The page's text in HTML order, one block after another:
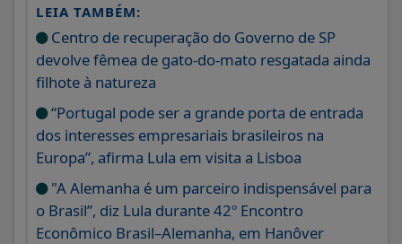
LEIA TAMBÉM:
Centro de recuperação do Governo de SP
devolve fêmea de gato-do-mato resgatada ainda
filhote à natureza
“Portugal pode ser a grande porta de entrada
dos interesses empresariais brasileiros na
Europa”, afirma Lula em visita a Lisboa
"A Alemanha é um parceiro indispensável para
o Brasil”, diz Lula durante 42º Encontro
Econômico Brasil–Alemanha, em Hanôver